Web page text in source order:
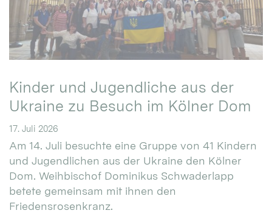
Kinder und Jugendliche aus der
Ukraine zu Besuch im Kölner Dom
17. Juli 2026
Am 14. Juli besuchte eine Gruppe von 41 Kindern
und Jugendlichen aus der Ukraine den Kölner
Dom. Weihbischof Dominikus Schwaderlapp
betete gemeinsam mit ihnen den
Friedensrosenkranz.